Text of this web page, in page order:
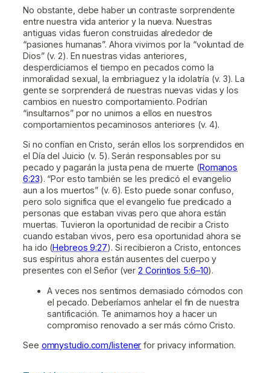
No obstante, debe haber un contraste sorprendente
entre nuestra vida anterior y la nueva. Nuestras
antiguas vidas fueron construidas alrededor de
“pasiones humanas”. Ahora vivimos por la “voluntad de
Dios” (v. 2). En nuestras vidas anteriores,
desperdiciamos el tiempo en pecados como la
inmoralidad sexual, la embriaguez y la idolatría (v. 3). La
gente se sorprenderá de nuestras nuevas vidas y los
cambios en nuestro comportamiento. Podrían
“insultarnos” por no unirnos a ellos en nuestros
comportamientos pecaminosos anteriores (v. 4).
Si no confían en Cristo, serán ellos los sorprendidos en
el Día del Juicio (v. 5). Serán responsables por su
pecado y pagarán la justa pena de muerte (Romanos
6:23). “Por esto también se les predicó el evangelio
aun a los muertos” (v. 6). Esto puede sonar confuso,
pero solo significa que el evangelio fue predicado a
personas que estaban vivas pero que ahora están
muertas. Tuvieron la oportunidad de recibir a Cristo
cuando estaban vivos, pero esa oportunidad ahora se
ha ido (Hebreos 9:27). Si recibieron a Cristo, entonces
sus espíritus ahora están ausentes del cuerpo y
presentes con el Señor (ver2 Corintios 5:6–10).
A veces nos sentimos demasiado cómodos con
el pecado. Deberíamos anhelar el fin de nuestra
santificación. Te animamos hoy a hacer un
compromiso renovado a ser más cómo Cristo.
See omnystudio.com/listener for privacy information.